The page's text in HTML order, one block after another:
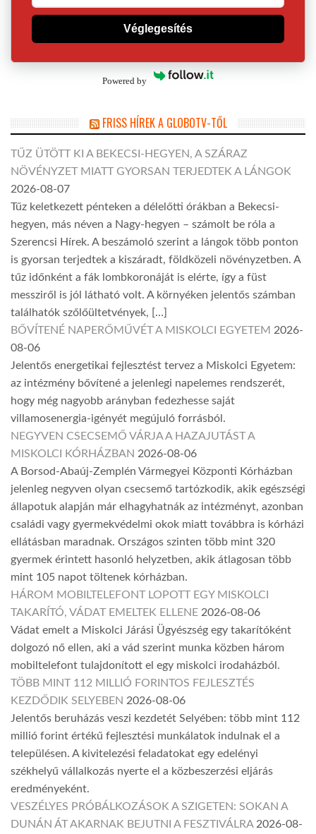
Véglegesítés
Powered by
FRISS HÍREK A GLOBOTV-TŐL
TŰZ ÜTÖTT KI A BEKECSI-HEGYEN, A SZÁRAZ
NÖVÉNYZET MIATT GYORSAN TERJEDTEK A LÁNGOK
2026-08-07
Tűz keletkezett pénteken a délelőtti órákban a Bekecsi-
hegyen, más néven a Nagy-hegyen – számolt be róla a
Szerencsi Hírek. A beszámoló szerint a lángok több ponton
is gyorsan terjedtek a kiszáradt, földközeli növényzetben. A
tűz időnként a fák lombkoronáját is elérte, így a füst
messziről is jól látható volt. A környéken jelentős számban
találhatók szőlőültetvények, […]
BŐVÍTENÉ NAPERŐMŰVÉT A MISKOLCI EGYETEM 2026-
08-06
Jelentős energetikai fejlesztést tervez a Miskolci Egyetem:
az intézmény bővítené a jelenlegi napelemes rendszerét,
hogy még nagyobb arányban fedezhesse saját
villamosenergia-igényét megújuló forrásból.
NEGYVEN CSECSEMŐ VÁRJA A HAZAJUTÁST A
MISKOLCI KÓRHÁZBAN 2026-08-06
A Borsod-Abaúj-Zemplén Vármegyei Központi Kórházban
jelenleg negyven olyan csecsemő tartózkodik, akik egészségi
állapotuk alapján már elhagyhatnák az intézményt, azonban
családi vagy gyermekvédelmi okok miatt továbbra is kórházi
ellátásban maradnak. Országos szinten több mint 320
gyermek érintett hasonló helyzetben, akik átlagosan több
mint 105 napot töltenek kórházban.
HÁROM MOBILTELEFONT LOPOTT EGY MISKOLCI
TAKARÍTÓ, VÁDAT EMELTEK ELLENE 2026-08-06
Vádat emelt a Miskolci Járási Ügyészség egy takarítóként
dolgozó nő ellen, aki a vád szerint munka közben három
mobiltelefont tulajdonított el egy miskolci irodaházból.
TÖBB MINT 112 MILLIÓ FORINTOS FEJLESZTÉS
KEZDŐDIK SELYEBEN 2026-08-06
Jelentős beruházás veszi kezdetét Selyében: több mint 112
millió forint értékű fejlesztési munkálatok indulnak el a
településen. A kivitelezési feladatokat egy edelényi
székhelyű vállalkozás nyerte el a közbeszerzési eljárás
eredményeként.
VESZÉLYES PRÓBÁLKOZÁSOK A SZIGETEN: SOKAN A
DUNÁN ÁT AKARNAK BEJUTNI A FESZTIVÁLRA 2026-08-